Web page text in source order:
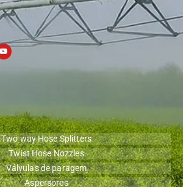
Two way Hose Splitters
Twist Hose Nozzles
Válvulas de paragem
Aspersores